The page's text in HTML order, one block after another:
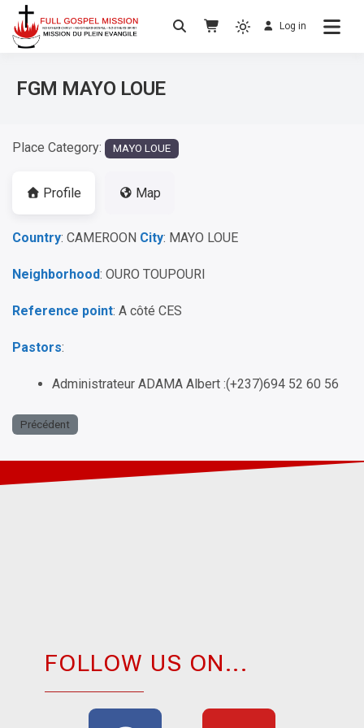
No others Christ – No others Gospel – No
Log in
FGM MAYO LOUE
Place Category: MAYO LOUE
Profile Map
Country: CAMEROON City: MAYO LOUE
Neighborhood: OURO TOUPOURI
Reference point: A côté CES
Pastors:
Administrateur ADAMA Albert :(+237)694 52 60 56
Précédent
FOLLOW US ON...